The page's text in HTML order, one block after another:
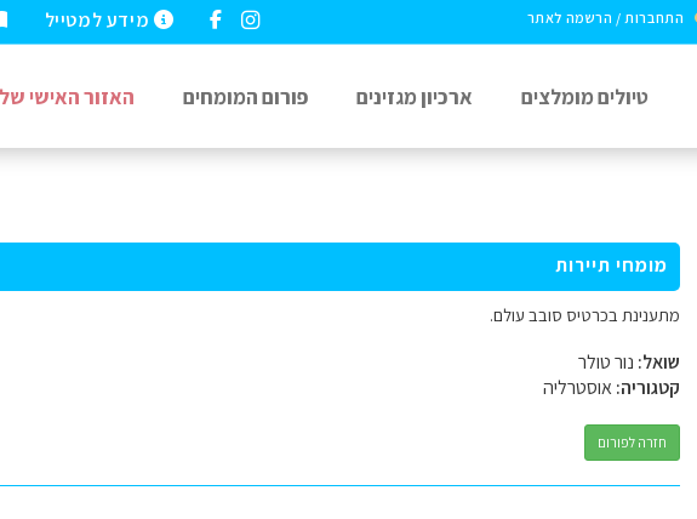
מידע למטייל התחברות / הרשמה לאתר
טיולים מומלצים ארכיון מגזינים פורום המומחים האזור האישי
מומחי תיירות
מתענינת בכרטיס סובב עולם.
שואל: נור טולר
קטגוריה:אוסטרליה
חזרה לפורום